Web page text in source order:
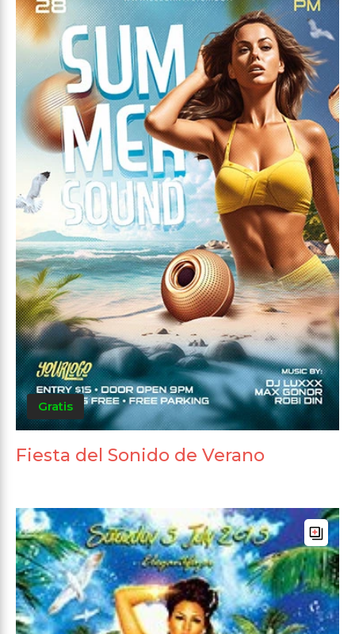
Gratis
Fiesta del Sonido de Verano